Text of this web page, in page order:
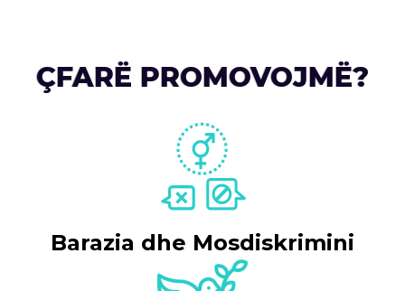
ÇFARË PROMOVOJMË?
Barazia dhe Mosdiskrimini